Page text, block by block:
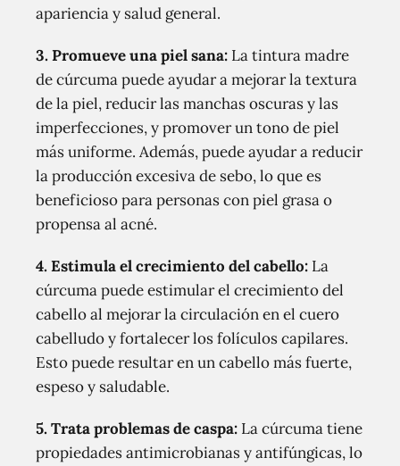
apariencia y salud general.
3. Promueve una piel sana: La tintura madre
de cúrcuma puede ayudar a mejorar la textura
de la piel, reducir las manchas oscuras y las
imperfecciones, y promover un tono de piel
más uniforme. Además, puede ayudar a reducir
la producción excesiva de sebo, lo que es
beneficioso para personas con piel grasa o
propensa al acné.
4. Estimula el crecimiento del cabello: La
cúrcuma puede estimular el crecimiento del
cabello al mejorar la circulación en el cuero
cabelludo y fortalecer los folículos capilares.
Esto puede resultar en un cabello más fuerte,
espeso y saludable.
5. Trata problemas de caspa: La cúrcuma tiene
propiedades antimicrobianas y antifúngicas, lo